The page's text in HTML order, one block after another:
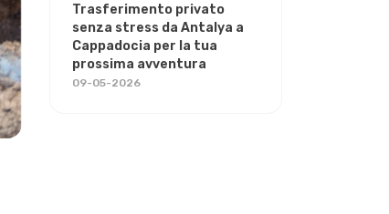
Trasferimento privato
senza stress da Antalya a
Cappadocia per la tua
prossima avventura
09-05-2026